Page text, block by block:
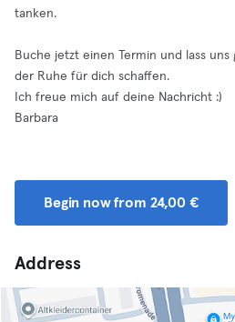
tanken.
Buche jetzt einen Termin und lass
der Ruhe für dich schaffen.
Ich freue mich auf deine Nachricht :)
Barbara
Begin now from 24,00 €
Address